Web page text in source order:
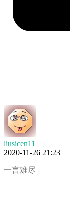
liusicen11
2020-11-26 21:23
一言难尽